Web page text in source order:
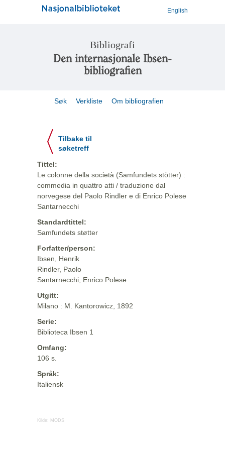
English
Bibliografi
Den internasjonale Ibsen-
bibliografien
Søk Verkliste Om bibliografien
Tilbake til
søketreff
Tittel:
Le colonne della società (Samfundets stötter) :
commedia in quattro atti / traduzione dal
norvegese del Paolo Rindler e di Enrico Polese
Santarnecchi
Standardtittel:
Samfundets støtter
Forfatter/person:
Ibsen, Henrik
Rindler, Paolo
Santarnecchi, Enrico Polese
Utgitt:
Milano : M. Kantorowicz, 1892
Serie:
Biblioteca Ibsen 1
Omfang:
106 s.
Språk:
Italiensk
Kilde: MODS